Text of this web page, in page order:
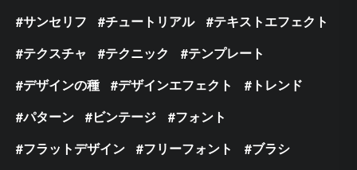
サンセリフ
チュートリアル
テキストエフェクト
テクスチャ
テクニック
テンプレート
デザインの種
デザインエフェクト
トレンド
パターン
ビンテージ
フォント
フラットデザイン
フリーフォント
ブラシ